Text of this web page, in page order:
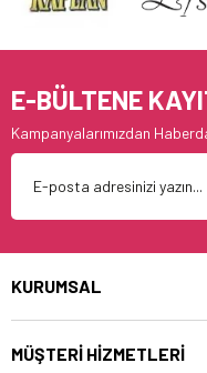
E-BÜLTENE
Kampanyalarımızdan
KURUMSAL
MÜŞTERİ HİZMETLERİ